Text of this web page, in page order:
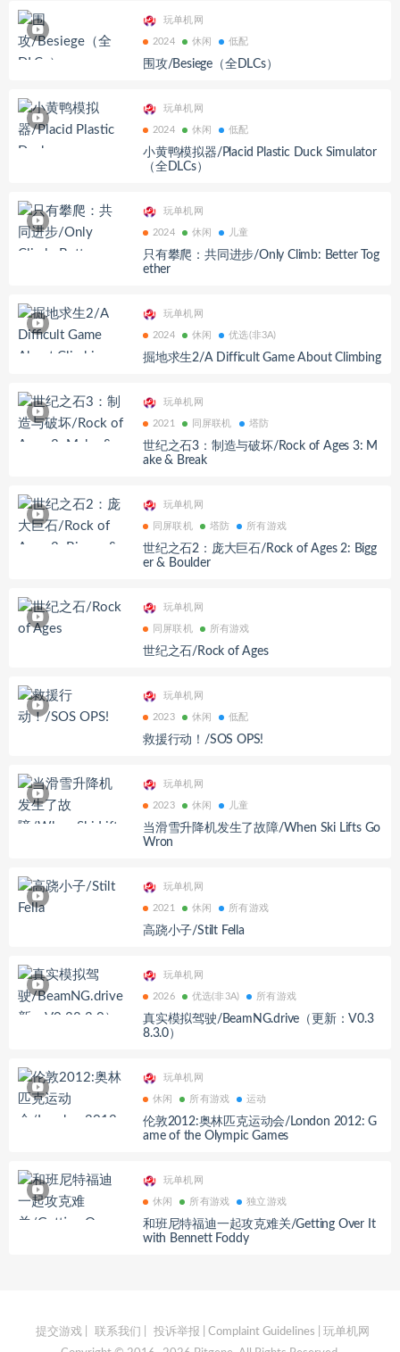
玩单机网
2024 休闲 低配
围攻/Besiege（全DLCs）
玩单机网
2024 休闲 低配
小黄鸭模拟器/Placid Plastic Duck Simulator
（全DLCs）
玩单机网
2024 休闲 儿童
只有攀爬：共同进步/Only Climb: Better Tog
ether
玩单机网
2024 休闲 优选(非3A)
掘地求生2/A Difficult Game About Climbing
玩单机网
2021 同屏联机 塔防
世纪之石3：制造与破坏/Rock of Ages 3: M
ake & Break
玩单机网
同屏联机 塔防 所有游戏
世纪之石2：庞大巨石/Rock of Ages 2: Bigg
er & Boulder
玩单机网
同屏联机 所有游戏
世纪之石/Rock of Ages
玩单机网
2023 休闲 低配
救援行动！/SOS OPS!
玩单机网
2023 休闲 儿童
当滑雪升降机发生了故障/When Ski Lifts Go
Wron
玩单机网
2021 休闲 所有游戏
高跷小子/Stilt Fella
玩单机网
2026 优选(非3A) 所有游戏
真实模拟驾驶/BeamNG.drive（更新：V0.3
8.3.0）
玩单机网
休闲 所有游戏 运动
伦敦2012:奥林匹克运动会/London 2012: G
ame of the Olympic Games
玩单机网
休闲 所有游戏 独立游戏
和班尼特福迪一起攻克难关/Getting Over It
with Bennett Foddy
提交游戏| 联系我们 投诉举报 | Complaint Guidelines | 玩单机网